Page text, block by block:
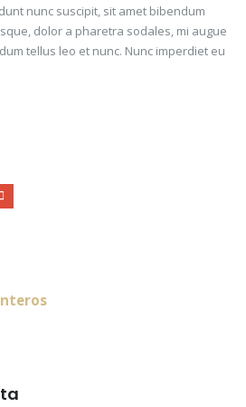
nunc suscipit, sit amet bibendum
dolor a pharetra sodales, mi augue
tellus leo et nunc. Nunc imperdiet eu